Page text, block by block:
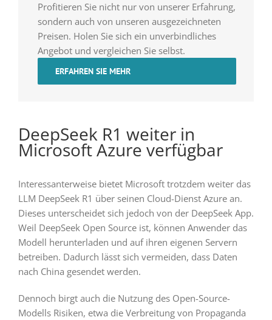
Profitieren Sie nicht nur von unserer Erfahrung,
sondern auch von unseren ausgezeichneten
Preisen. Holen Sie sich ein unverbindliches
Angebot und vergleichen Sie selbst.
ERFAHREN SIE MEHR
DeepSeek R1 weiter in
Microsoft Azure verfügbar
Interessanterweise bietet Microsoft trotzdem weiter das
LLM DeepSeek R1 über seinen Cloud-Dienst Azure an.
Dieses unterscheidet sich jedoch von der DeepSeek App.
Weil DeepSeek Open Source ist, können Anwender das
Modell herunterladen und auf ihren eigenen Servern
betreiben. Dadurch lässt sich vermeiden, dass Daten
nach China gesendet werden.
Dennoch birgt auch die Nutzung des Open-Source-
Modells Risiken, etwa die Verbreitung von Propaganda